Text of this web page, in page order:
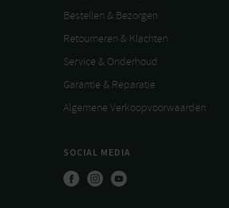
Bestellen & Bezorgen
Retourneren & Klachten
Service & Onderhoud
Garantie & Reparatie
Algemene Verkoopvoorwaarden
SOCIAL MEDIA